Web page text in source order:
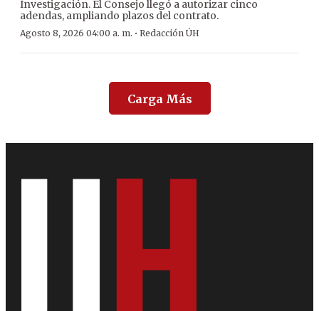
Investigación. El Consejo llegó a autorizar cinco
adendas, ampliando plazos del contrato.
Agosto 8, 2026 04:00 a. m. · Redacción ÚH
Carga Más